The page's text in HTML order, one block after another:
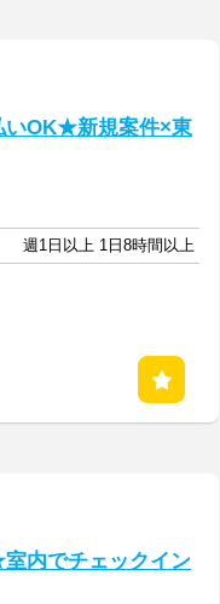
いOK★新規案件×東
週1日以上 1日8時間以上
内でチェックイン